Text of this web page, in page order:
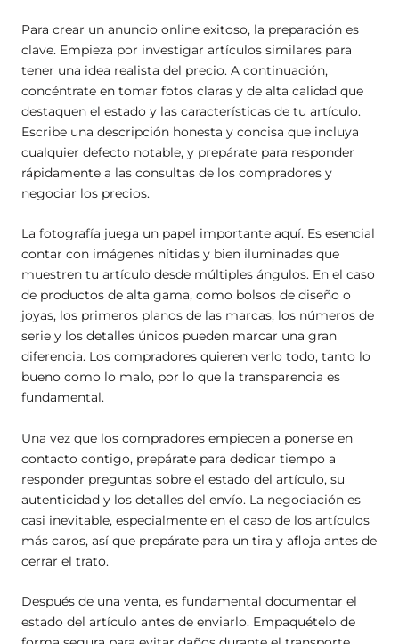
Para crear un anuncio online exitoso, la preparación es
clave. Empieza por investigar artículos similares para
tener una idea realista del precio. A continuación,
concéntrate en tomar fotos claras y de alta calidad que
destaquen el estado y las características de tu artículo.
Escribe una descripción honesta y concisa que incluya
cualquier defecto notable, y prepárate para responder
rápidamente a las consultas de los compradores y
negociar los precios.
La fotografía juega un papel importante aquí. Es esencial
contar con imágenes nítidas y bien iluminadas que
muestren tu artículo desde múltiples ángulos. En el caso
de productos de alta gama, como bolsos de diseño o
joyas, los primeros planos de las marcas, los números de
serie y los detalles únicos pueden marcar una gran
diferencia. Los compradores quieren verlo todo, tanto lo
bueno como lo malo, por lo que la transparencia es
fundamental.
Una vez que los compradores empiecen a ponerse en
contacto contigo, prepárate para dedicar tiempo a
responder preguntas sobre el estado del artículo, su
autenticidad y los detalles del envío. La negociación es
casi inevitable, especialmente en el caso de los artículos
más caros, así que prepárate para un tira y afloja antes de
cerrar el trato.
Después de una venta, es fundamental documentar el
estado del artículo antes de enviarlo. Empaquételo de